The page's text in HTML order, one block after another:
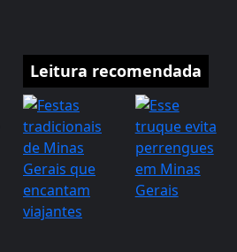
Leitura recomendada